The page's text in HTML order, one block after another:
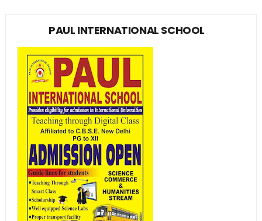
PAUL INTERNATIONAL SCHOOL